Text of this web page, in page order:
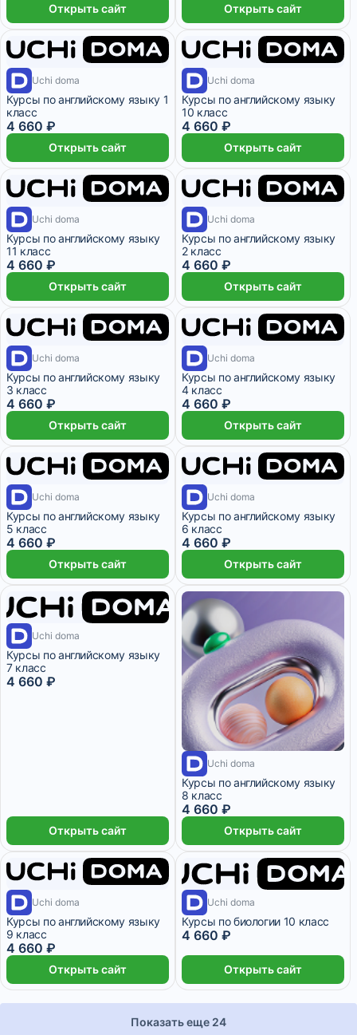
Открыть сайт Открыть сайт
1 месяцUchi doma
Курсы по английскому языку 1
класс
4 660 ₽
Открыть сайт
1 месяцUchi doma
Курсы по английскому языку
10 класс
4 660 ₽
Открыть сайт
1 месяцUchi doma
Курсы по английскому языку
11 класс
4 660 ₽
Открыть сайт
1 месяцUchi doma
Курсы по английскому языку
2 класс
4 660 ₽
Открыть сайт
1 месяцUchi doma
Курсы по английскому языку
3 класс
4 660 ₽
Открыть сайт
1 месяцUchi doma
Курсы по английскому языку
4 класс
4 660 ₽
Открыть сайт
1 месяцUchi doma
Курсы по английскому языку
5 класс
4 660 ₽
Открыть сайт
1 месяцUchi doma
Курсы по английскому языку
6 класс
4 660 ₽
Открыть сайт
1 месяцUchi doma
Курсы по английскому языку
7 класс
4 660 ₽
Открыть сайт
1 месяцUchi doma
Курсы по английскому языку
8 класс
4 660 ₽
Открыть сайт
1 месяцUchi doma
Курсы по английскому языку
9 класс
4 660 ₽
Открыть сайт
1 месяцUchi doma
Курсы по биологии 10 класс
4 660 ₽
Открыть сайт
Показать еще 24